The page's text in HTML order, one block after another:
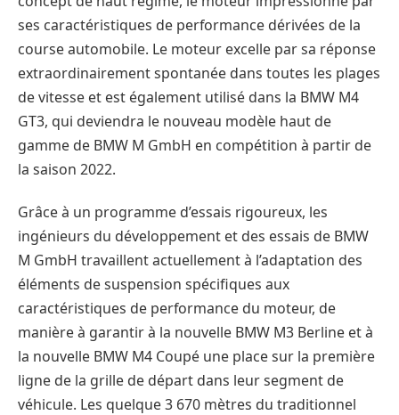
ses caractéristiques de performance dérivées de la
course automobile. Le moteur excelle par sa réponse
extraordinairement spontanée dans toutes les plages
de vitesse et est également utilisé dans la BMW M4
GT3, qui deviendra le nouveau modèle haut de
gamme de BMW M GmbH en compétition à partir de
la saison 2022.
Grâce à un programme d’essais rigoureux, les
ingénieurs du développement et des essais de BMW
M GmbH travaillent actuellement à l’adaptation des
éléments de suspension spécifiques aux
caractéristiques de performance du moteur, de
manière à garantir à la nouvelle BMW M3 Berline et à
la nouvelle BMW M4 Coupé une place sur la première
ligne de la grille de départ dans leur segment de
véhicule. Les quelque 3 670 mètres du traditionnel